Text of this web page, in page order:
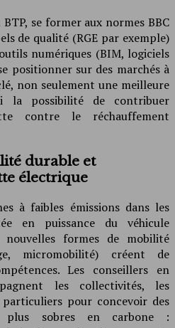
se former aux normes BBC
de qualité (RGE par exemple)
numériques (BIM, logiciels
positionner sur des marchés à
non seulement une meilleure
la possibilité de contribuer
contre le réchauffement
durable et
électrique
à faibles émissions dans les
en puissance du véhicule
nouvelles formes de mobilité
micromobilité) créent de
Les conseillers en
les collectivités, les
pour concevoir des
plus sobres en carbone :